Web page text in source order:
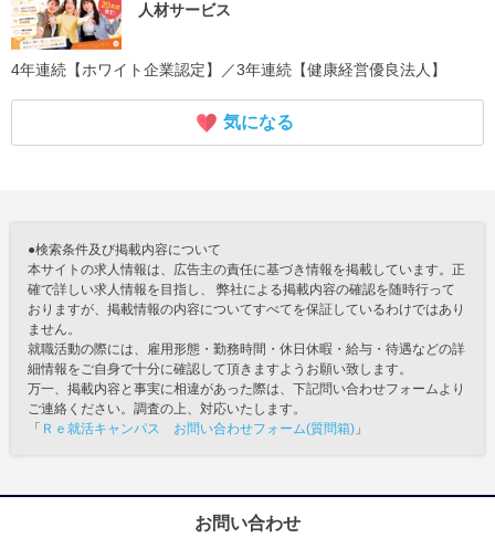
人材サービス
4年連続【ホワイト企業認定】／3年連続【健康経営優良法人】
気になる
●検索条件及び掲載内容について
本サイトの求人情報は、広告主の責任に基づき情報を掲載しています。正
確で詳しい求人情報を目指し、 弊社による掲載内容の確認を随時行って
おりますが、掲載情報の内容についてすべてを保証しているわけではあり
ません。
就職活動の際には、雇用形態・勤務時間・休日休暇・給与・待遇などの詳
細情報をご自身で十分に確認して頂きますようお願い致します。
万一、掲載内容と事実に相違があった際は、下記問い合わせフォームより
ご連絡ください。調査の上、対応いたします。
「 Ｒｅ就活キャンパス お問い合わせフォーム(質問箱) 」
お問い合わせ